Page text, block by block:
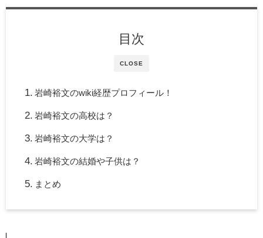
CLOSE
目次
岩崎裕文のwiki経歴プロフィール！
岩崎裕文の高校は？
岩崎裕文の大学は？
岩崎裕文の結婚や子供は？
まとめ